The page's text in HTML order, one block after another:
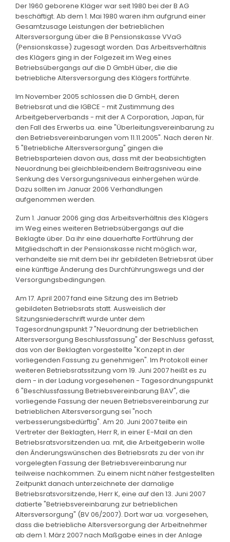
Der 1960 geborene Kläger war seit 1980 bei der B AG
beschäftigt. Ab dem 1. Mai 1980 waren ihm aufgrund einer
Gesamtzusage Leistungen der betrieblichen
Altersversorgung über die B Pensionskasse VVaG
(Pensionskasse) zugesagt worden. Das Arbeitsverhältnis
des Klägers ging in der Folgezeit im Weg eines
Betriebsübergangs auf die D GmbH über, die die
betriebliche Altersversorgung des Klägers fortführte.
Im November 2005 schlossen die D GmbH, deren
Betriebsrat und die IGBCE - mit Zustimmung des
Arbeitgeberverbands - mit der A Corporation, Japan, für
den Fall des Erwerbs ua. eine "Überleitungsvereinbarung zu
den Betriebsvereinbarungen vom 11.11.2005". Nach deren Nr.
5 "Betriebliche Altersversorgung" gingen die
Betriebsparteien davon aus, dass mit der beabsichtigten
Neuordnung bei gleichbleibendem Beitragsniveau eine
Senkung des Versorgungsniveaus einhergehen würde.
Dazu sollten im Januar 2006 Verhandlungen
aufgenommen werden.
Zum 1. Januar 2006 ging das Arbeitsverhältnis des Klägers
im Weg eines weiteren Betriebsübergangs auf die
Beklagte über. Da ihr eine dauerhafte Fortführung der
Mitgliedschaft in der Pensionskasse nicht möglich war,
verhandelte sie mit dem bei ihr gebildeten Betriebsrat über
eine künftige Änderung des Durchführungswegs und der
Versorgungsbedingungen.
Am 17. April 2007 fand eine Sitzung des im Betrieb
gebildeten Betriebsrats statt. Ausweislich der
Sitzungsniederschrift wurde unter dem
Tagesordnungspunkt 7 "Neuordnung der betrieblichen
Altersversorgung Beschlussfassung" der Beschluss gefasst,
das von der Beklagten vorgestellte "Konzept in der
vorliegenden Fassung zu genehmigen". Im Protokoll einer
weiteren Betriebsratssitzung vom 19. Juni 2007 heißt es zu
dem - in der Ladung vorgesehenen - Tagesordnungspunkt
6 "Beschlussfassung Betriebsvereinbarung BAV", die
vorliegende Fassung der neuen Betriebsvereinbarung zur
betrieblichen Altersversorgung sei "noch
verbesserungsbedürftig". Am 20. Juni 2007 teilte ein
Vertreter der Beklagten, Herr R, in einer E-Mail an den
Betriebsratsvorsitzenden ua. mit, die Arbeitgeberin wolle
den Änderungswünschen des Betriebsrats zu der von ihr
vorgelegten Fassung der Betriebsvereinbarung nur
teilweise nachkommen. Zu einem nicht näher festgestellten
Zeitpunkt danach unterzeichnete der damalige
Betriebsratsvorsitzende, Herr K, eine auf den 13. Juni 2007
datierte "Betriebsvereinbarung zur betrieblichen
Altersversorgung" (BV 06/2007). Dort war ua. vorgesehen,
dass die betriebliche Altersversorgung der Arbeitnehmer
ab dem 1. März 2007 nach Maßgabe eines in der Anlage